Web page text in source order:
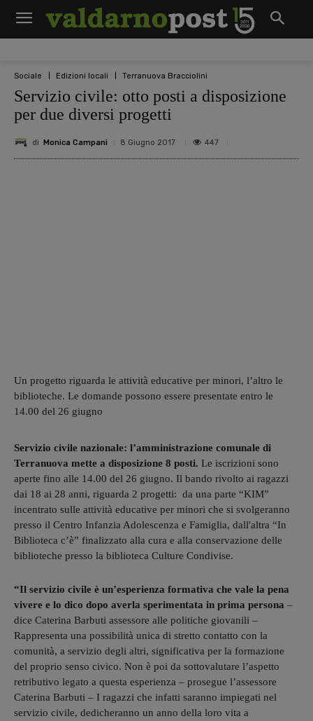
Sociale Edizioni locali Terranuova Bracciolini
Servizio civile: otto posti a disposizione
per due diversi progetti
di Monica Campani 8 Giugno 2017 447
Un progetto riguarda le attività educative per minori, l’altro le
biblioteche. Le domande possono essere presentate entro le
14.00 del 26 giugno
Servizio civile nazionale: l’amministrazione comunale di
Terranuova mette a disposizione 8 posti. Le iscrizioni sono
aperte fino alle 14.00 del 26 giugno. Il bando rivolto ai ragazzi
dai 18 ai 28 anni, riguarda 2 progetti: da una parte “KIM”
incentrato sulle attività educative per minori che si svolgeranno
presso il Centro Infanzia Adolescenza e Famiglia, dall'altra “In
Biblioteca c’è” finalizzato alla cura e alla conservazione delle
biblioteche presso la biblioteca Culture Condivise.
“Il servizio civile è un’esperienza formativa che vale la pena
vivere e lo dico dopo averla sperimentata in prima persona –
dice Caterina Barbuti assessore alle politiche giovanili –
Rappresenta una possibilità unica di stretto contatto con la
comunità, a servizio degli altri, significativa per la formazione
del proprio senso civico. Non è poi da sottovalutare l’aspetto
retributivo legato a questa esperienza – prosegue l’assessore
Caterina Barbuti – I ragazzi che infatti saranno impiegati nel
servizio civile, dedicheranno un anno della loro vita a